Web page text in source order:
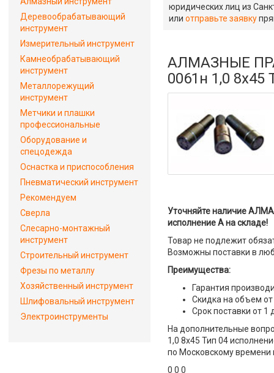
юридических лиц из
илиотправьте заявку
АЛМАЗНЫЕ
0061н 1,0
Уточняйте наличие
исполнение А на складе!
Товар не подлежит
Возможны поставки в
Преимущества:
Гарантия
Скидка на объем от
Срок поставки от 1
На дополнительные
1,0 8х45 Тип 04
по Московскому времени
0 0 0
Деревообрабатывающий
инструмент
Измерительный инструмент
Камнеобрабатывающий
инструмент
Металлорежущий
инструмент
Метчики и плашки
профессиональные
Оборудование и
спецодежда
Оснастка и приспособления
Пневматический инструмент
Рекомендуем
Сверла
Слесарно-монтажный
инструмент
Строительный инструмент
Фрезы по металлу
Хозяйственный инструмент
Шлифовальный инструмент
Электроинструменты